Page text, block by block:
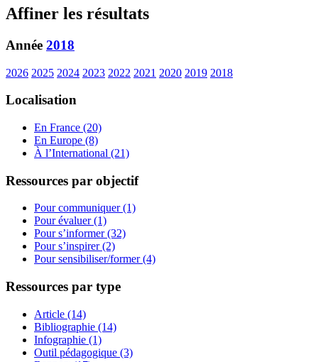
Affiner les résultats
Année 2018
2026 2025 2024 2023 2022 2021 2020 2019 2018
Localisation
En France (20)
En Europe (8)
À l’International (21)
Ressources par objectif
Pour communiquer (1)
Pour évaluer (1)
Pour s’informer (32)
Pour s’inspirer (2)
Pour sensibiliser/former (4)
Ressources par type
Article (14)
Bibliographie (14)
Infographie (1)
Outil pédagogique (3)